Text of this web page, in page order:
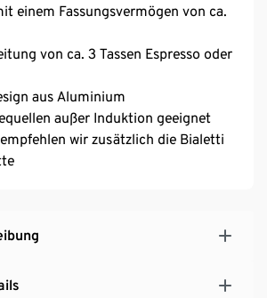
einem Fassungsvermögen von ca.
von ca. 3 Tassen Espresso oder
aus Aluminium
außer Induktion geeignet
wir zusätzlich die Bialetti